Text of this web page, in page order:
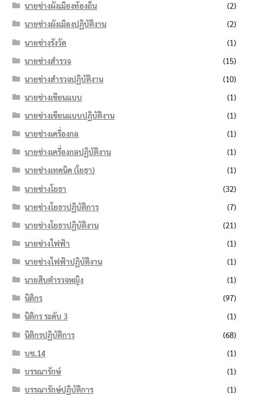
นายช่างผังเมืองท้องถิ่น
(2)
นายช่างผังเมืองปฏิบัติงาน
(2)
นายช่างรังวัด
(1)
นายช่างสำรวจ
(15)
นายช่างสำรวจปฏิบัติงาน
(10)
นายช่างเขียนแบบ
(1)
นายช่างเขียนแบบปฏิบัติงาน
(1)
นายช่างเครื่องกล
(1)
นายช่างเครื่องกลปฏิบัติงาน
(1)
นายช่างเทคนิค (โยธา)
(1)
นายช่างโยธา
(32)
นายช่างโยธาปฏิบัติการ
(7)
นายช่างโยธาปฏิบัติงาน
(21)
นายช่างไฟฟ้า
(1)
นายช่างไฟฟ้าปฏิบัติงาน
(1)
นายสิบตำรวจหญิง
(1)
นิติกร
(97)
นิติกร ระดับ 3
(1)
นิติกรปฏิบัติการ
(68)
บช.14
(1)
บรรณารักษ์
(1)
บรรณารักษ์ปฏิบัติการ
(1)